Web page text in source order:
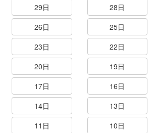
29日
28日
26日
25日
23日
22日
20日
19日
17日
16日
14日
13日
11日
10日